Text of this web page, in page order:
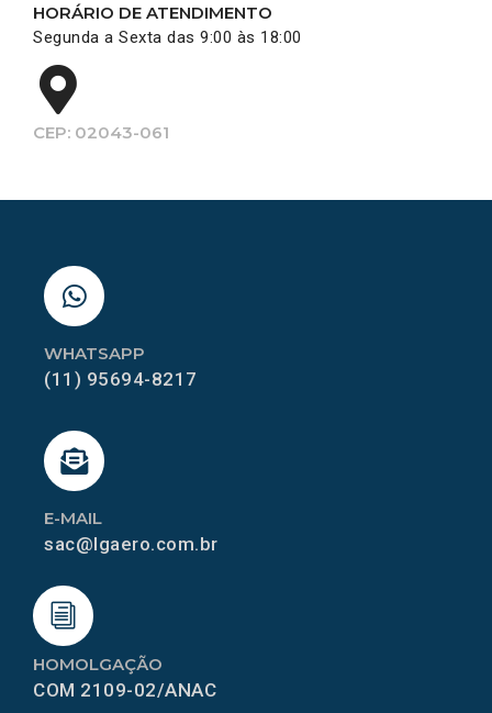
HORÁRIO DE ATENDIMENTO
Segunda a Sexta das 9:00 às 18:00
CEP: 02043-061
HOMOLGAÇÃO
COM 2109-02/ANAC
E-MAIL
sac@lgaero.com.br
WHATSAPP
(11) 95694-8217